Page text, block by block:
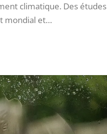
climatique. Des études
mondial et…